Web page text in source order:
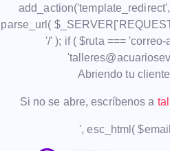
parse_url(
'/' ); if ( $ruta ===
Abriendo tu
Si no se abre, escríbenos a
', esc_html(